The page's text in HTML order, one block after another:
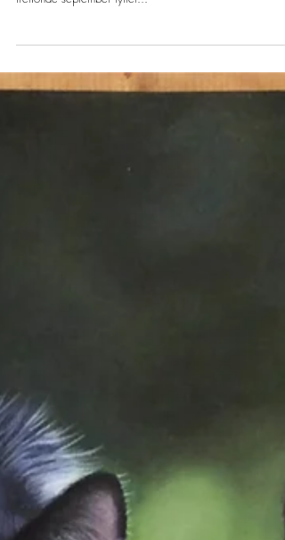
En del minnen passar riktigt bra på väggen tycker jag, så
trettonde september fyller...